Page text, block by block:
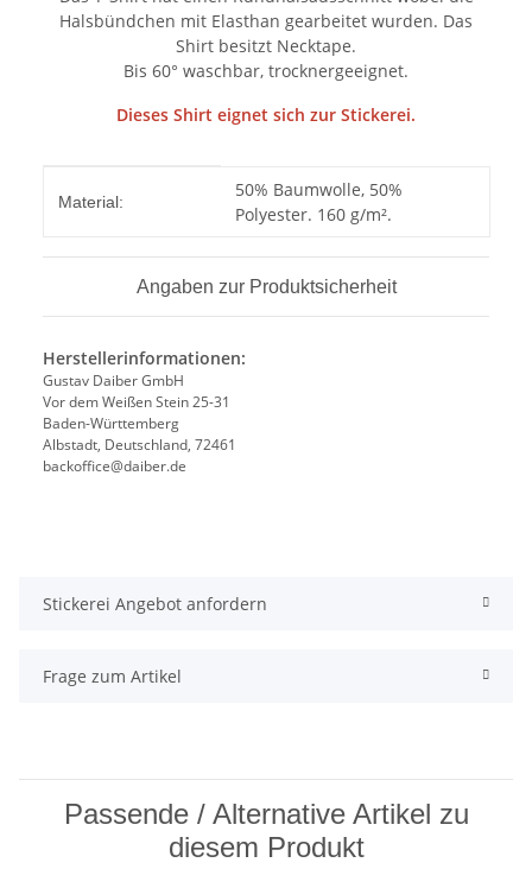
Halsbündchen mit Elasthan gearbeitet wurden. Das
Shirt besitzt Necktape.
Bis 60° waschbar, trocknergeeignet.
Dieses Shirt eignet sich zur Stickerei.
Material:
50% Baumwolle, 50%
Polyester. 160 g/m².
Angaben zur Produktsicherheit
Herstellerinformationen:
Gustav Daiber GmbH
Vor dem Weißen Stein 25-31
Baden-Württemberg
Albstadt, Deutschland, 72461
backoffice@daiber.de
Stickerei Angebot anfordern
Frage zum Artikel
Passende / Alternative Artikel zu
diesem Produkt